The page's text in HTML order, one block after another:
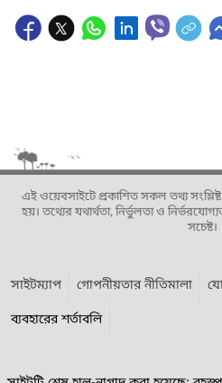
এই ওয়েবসাইটে প্রকাশিত সকল তথ্য
হয়। তথ্যের যথার্থতা, নির্ভুলতা ও
সচেষ্ট।
সাইটম্যাপ গোপনীয়তার নীতিমালা
ব্যবহারের শর্তাবলি